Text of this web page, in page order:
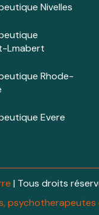
Nivelles
Lmabert
Rhode-
Evere
| Tous droits